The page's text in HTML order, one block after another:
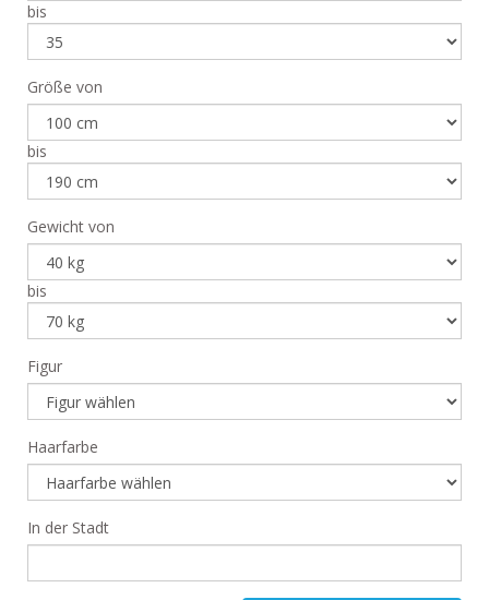
bis
Größe von
bis
Gewicht von
bis
Figur
Haarfarbe
In der Stadt